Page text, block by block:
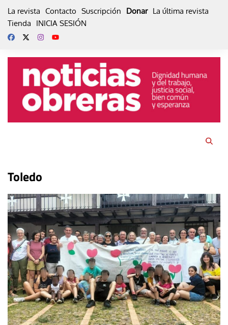
La revista Contacto Suscripción Donar La última revista
Tienda
INICIA SESIÓN
Toledo